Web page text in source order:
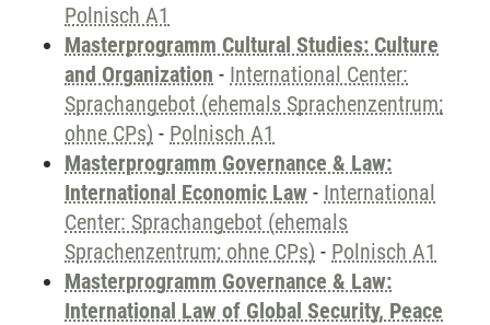
Polnisch A1
Masterprogramm Cultural Studies: Culture
and Organization - International Center:
Sprachangebot (ehemals Sprachenzentrum;
ohne CPs) - Polnisch A1
Masterprogramm Governance & Law:
International Economic Law - International
Center: Sprachangebot (ehemals
Sprachenzentrum; ohne CPs) - Polnisch A1
Masterprogramm Governance & Law:
International Law of Global Security, Peace